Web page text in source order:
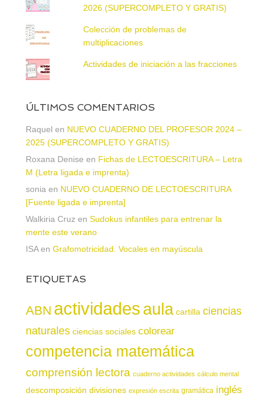
2026 (SUPERCOMPLETO Y GRATIS)
Colección de problemas de
multiplicaciones
Actividades de iniciación a las fracciones
ÚLTIMOS COMENTARIOS
Raquel en NUEVO CUADERNO DEL PROFESOR 2024 –
2025 (SUPERCOMPLETO Y GRATIS)
Roxana Denise en Fichas de LECTOESCRITURA – Letra
M (Letra ligada e imprenta)
sonia en NUEVO CUADERNO DE LECTOESCRITURA
[Fuente ligada e imprenta]
Walkiria Cruz en Sudokus infantiles para entrenar la
mente este verano
ISAen Grafomotricidad. Vocales en mayúscula
ETIQUETAS
ABN actividadesaula cartilla ciencias
naturales ciencias sociales colorear
competencia matemática
comprensión lectora cuaderno actividades cálculo mental
descomposición divisiones expresión escrita gramática inglés